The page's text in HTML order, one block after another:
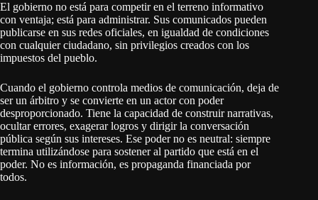
El gobierno no está para competir en el terreno informativo
con ventaja; está para administrar. Sus comunicados pueden
publicarse en sus redes oficiales, en igualdad de condiciones
con cualquier ciudadano, sin privilegios creados con los
impuestos del pueblo.
Cuando el gobierno controla medios de comunicación, deja de
ser un árbitro y se convierte en un actor con poder
desproporcionado. Tiene la capacidad de construir narrativas,
ocultar errores, exagerar logros y dirigir la conversación
pública según sus intereses. Ese poder no es neutral: siempre
termina utilizándose para sostener al partido que está en el
poder. No es información, es propaganda financiada por
todos.